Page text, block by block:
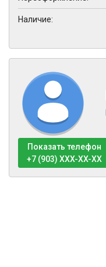
Наличие:
Показать телефон
+7 (903) XXX-XX-XX